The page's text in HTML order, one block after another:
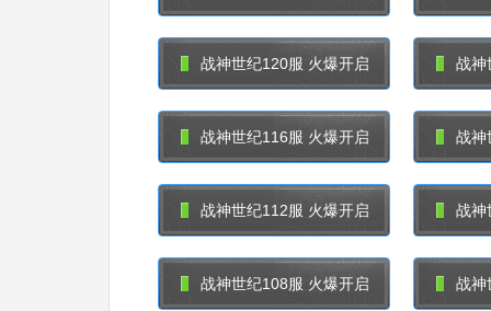
战神世纪120服 火爆开启 战神
战神世纪116服 火爆开启 战神
战神世纪112服 火爆开启 战神
战神世纪108服 火爆开启 战神